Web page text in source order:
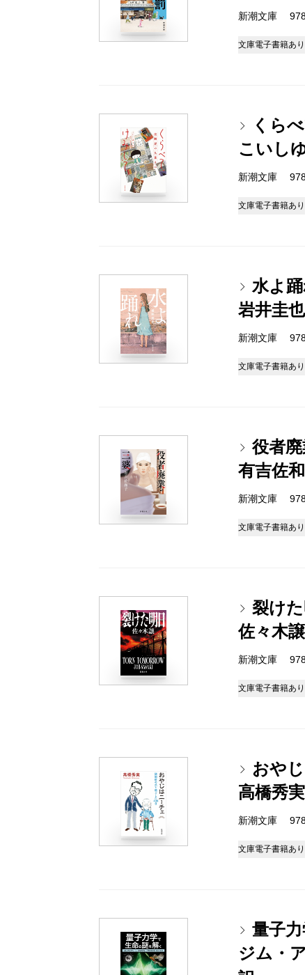
新潮文庫
文庫電子書籍あり
くら
こいし
新潮文庫
文庫電子書籍あり
水よ
岩井圭
新潮文庫
文庫電子書籍あり
役者
有吉佐
新潮文庫
文庫電子書籍あり
裂けた
佐々木
新潮文庫
文庫電子書籍あり
おや
高橋秀
新潮文庫
文庫電子書籍あり
量子
ジム・